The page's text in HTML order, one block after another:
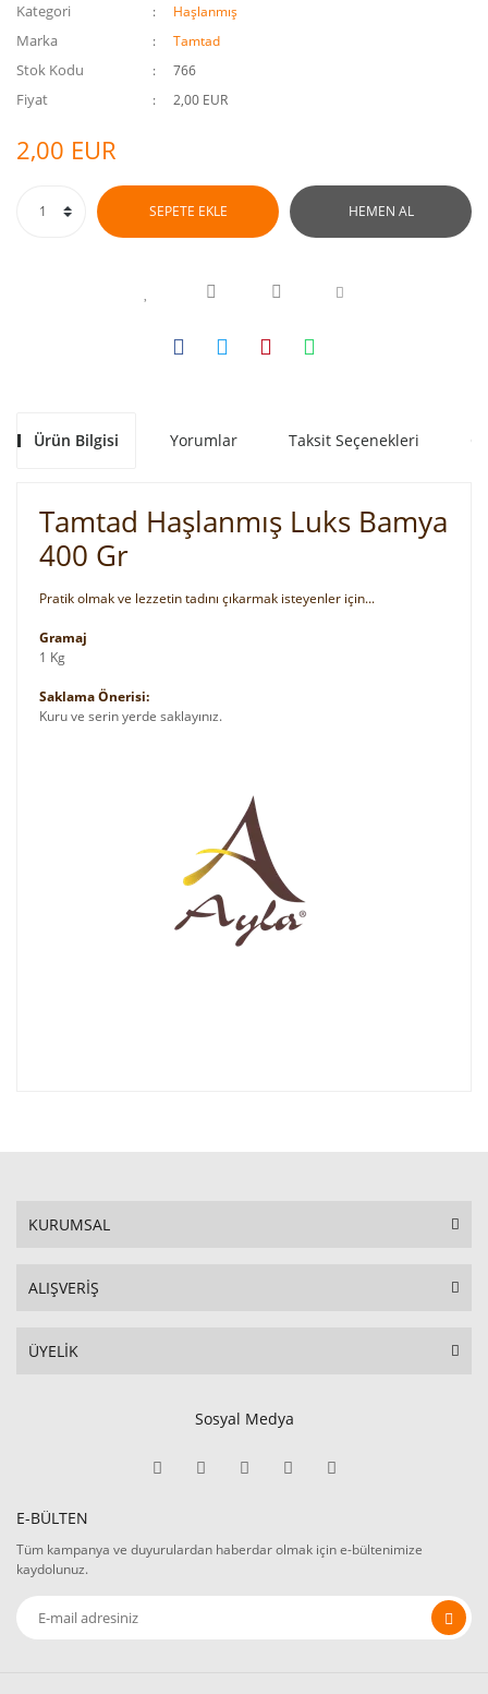
Kategori Haşlanmış
Marka Tamtad
Stok Kodu 766
Fiyat 2,00 EUR
2,00 EUR
SEPETE EKLE HEMEN AL
Ürün Bilgisi Yorumlar Taksit Seçenekleri
Tamtad Haşlanmış Luks Bamya
400 Gr
Pratik olmak ve lezzetin tadını çıkarmak isteyenler için...
Gramaj
1 Kg
Saklama Önerisi:
Kuru ve serin yerde saklayınız.
KURUMSAL
ALIŞVERİŞ
ÜYELİK
Sosyal Medya
E-BÜLTEN
Tüm kampanya ve duyurulardan haberdar olmak için e-bültenimize
kaydolunuz.